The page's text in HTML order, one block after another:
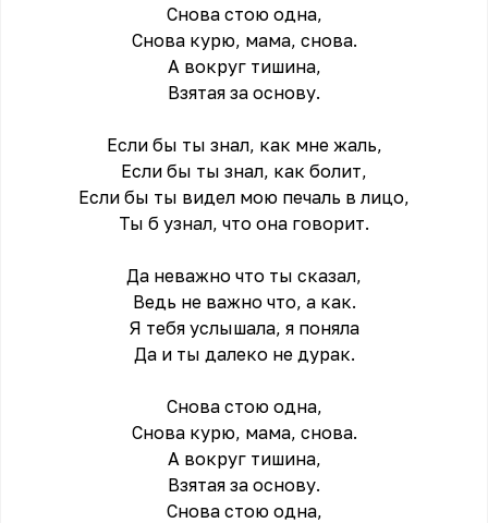
Снова стою одна,
Снова курю, мама, снова.
А вокруг тишина,
Взятая за основу.
Если бы ты знал, как мне жаль,
Если бы ты знал, как болит,
Если бы ты видел мою печаль в лицо,
Ты б узнал, что она говорит.
Да неважно что ты сказал,
Ведь не важно что, а как.
Я тебя услышала, я поняла
Да и ты далеко не дурак.
Снова стою одна,
Снова курю, мама, снова.
А вокруг тишина,
Взятая за основу.
Снова стою одна,